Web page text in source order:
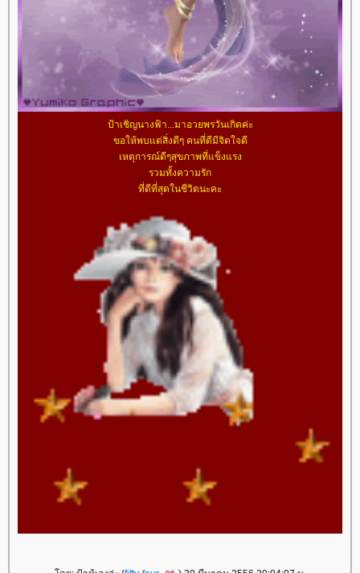
ป้าเชิญนางฟ้า...มาอวยพรวันเกิดค่ะ
ขอให้พบแต่สิ่งดีๆ คนที่ดีมีจิตใจดี
เหตุการณ์ดีๆสุขภาพที่แข็งแรง
รวมทั้งความรัก
ที่ดีที่สุดในชีวิตนะคะ